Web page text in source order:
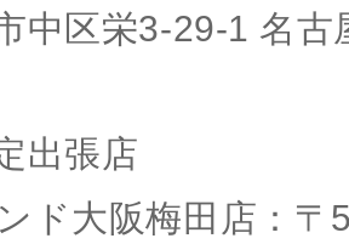
中区栄3-29-1 名
出張店
ド大阪梅田店：〒